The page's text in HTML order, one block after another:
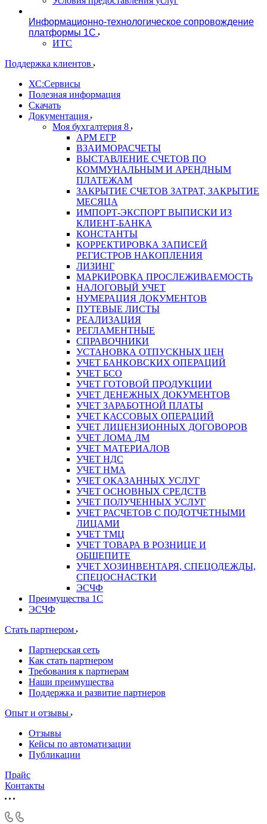
Информационно-технологическое сопровождение
платформы 1С
ИТС
Поддержка клиентов
ХС:Сервисы
Полезная информация
Скачать
Документация
Моя бухгалтерия 8
АРМ ЕГР
ВЗАИМОРАСЧЕТЫ
ВЫСТАВЛЕНИЕ СЧЕТОВ ПО
КОММУНАЛЬНЫМ И АРЕНДНЫМ
ПЛАТЕЖАМ
ЗАКРЫТИЕ СЧЕТОВ ЗАТРАТ, ЗАКРЫТИЕ
МЕСЯЦА
ИМПОРТ-ЭКСПОРТ ВЫПИСКИ ИЗ
КЛИЕНТ-БАНКА
КОНСТАНТЫ
КОРРЕКТИРОВКА ЗАПИСЕЙ
РЕГИСТРОВ НАКОПЛЕНИЯ
ЛИЗИНГ
МАРКИРОВКА ПРОСЛЕЖИВАЕМОСТЬ
НАЛОГОВЫЙ УЧЕТ
НУМЕРАЦИЯ ДОКУМЕНТОВ
ПУТЕВЫЕ ЛИСТЫ
РЕАЛИЗАЦИЯ
РЕГЛАМЕНТНЫЕ
СПРАВОЧНИКИ
УСТАНОВКА ОТПУСКНЫХ ЦЕН
УЧЕТ БАНКОВСКИХ ОПЕРАЦИЙ
УЧЕТ БСО
УЧЕТ ГОТОВОЙ ПРОДУКЦИИ
УЧЕТ ДЕНЕЖНЫХ ДОКУМЕНТОВ
УЧЕТ ЗАРАБОТНОЙ ПЛАТЫ
УЧЕТ КАССОВЫХ ОПЕРАЦИЙ
УЧЕТ ЛИЦЕНЗИОННЫХ ДОГОВОРОВ
УЧЕТ ЛОМА ДМ
УЧЕТ МАТЕРИАЛОВ
УЧЕТ НДС
УЧЕТ НМА
УЧЕТ ОКАЗАННЫХ УСЛУГ
УЧЕТ ОСНОВНЫХ СРЕДСТВ
УЧЕТ ПОЛУЧЕННЫХ УСЛУГ
УЧЕТ РАСЧЕТОВ С ПОДОТЧЕТНЫМИ
ЛИЦАМИ
УЧЕТ ТМЦ
УЧЕТ ТОВАРА В РОЗНИЦЕ И
ОБЩЕПИТЕ
УЧЕТ ХОЗИНВЕНТАРЯ, СПЕЦОДЕЖДЫ,
СПЕЦОСНАСТКИ
ЭСЧФ
Преимущества 1С
ЭСЧФ
Стать партнером
Партнерская сеть
Как стать партнером
Требования к партнерам
Наши преимущества
Поддержка и развитие партнеров
Опыт и отзывы
Отзывы
Кейсы по автоматизации
Публикации
Прайс
Контакты